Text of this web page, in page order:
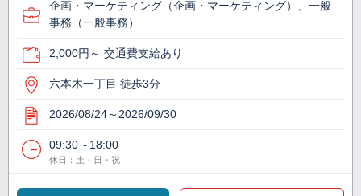
企画・マーケティング（企画・マーケティング）、一般
事務（一般事務）
2,000円～ 交通費支給あり
六本木一丁目 徒歩3分
2026/08/24～2026/09/30
09:30～18:00
休日：土・日・祝